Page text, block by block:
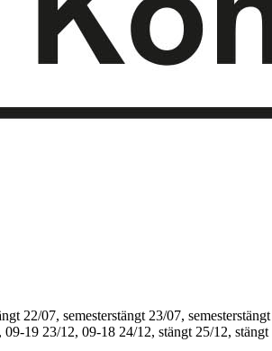
22/07, semesterstängt 23/07, semesterstängt
09-19 23/12, 09-18 24/12, stängt 25/12, stängt